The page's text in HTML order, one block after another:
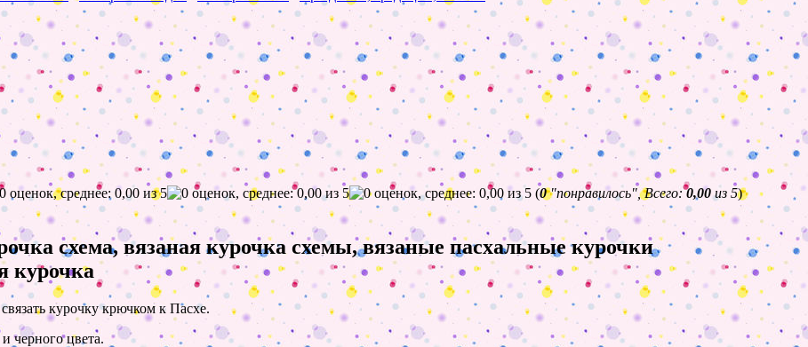
(0"понравилось", Всего:0,00из 5)
схема, вязаная курочка схемы, вязаные пасхальные курочки
курочка
курочку крючком к Пасхе.
черного цвета.